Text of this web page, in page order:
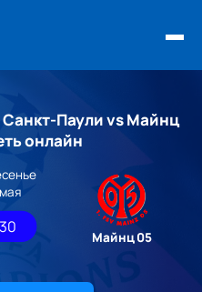
Паули vs Майнц
онлайн
Майнц 05